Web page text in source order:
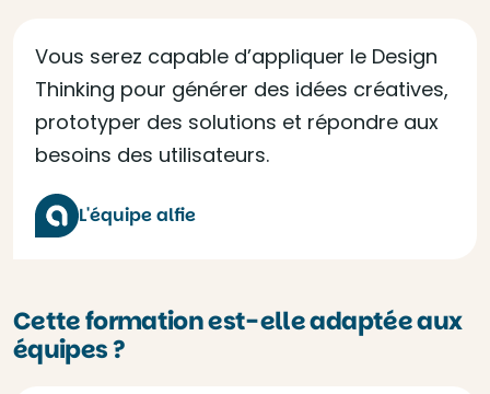
Vous serez capable d’appliquer le Design
Thinking pour générer des idées créatives,
prototyper des solutions et répondre aux
besoins des utilisateurs.
L'équipe alfie
Cette formation est-elle adaptée aux
équipes ?